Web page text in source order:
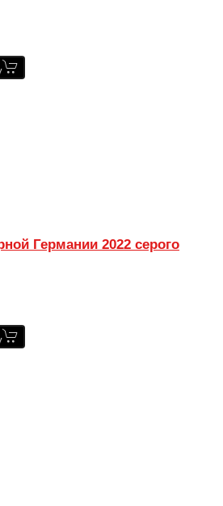
Германии 2022 серого